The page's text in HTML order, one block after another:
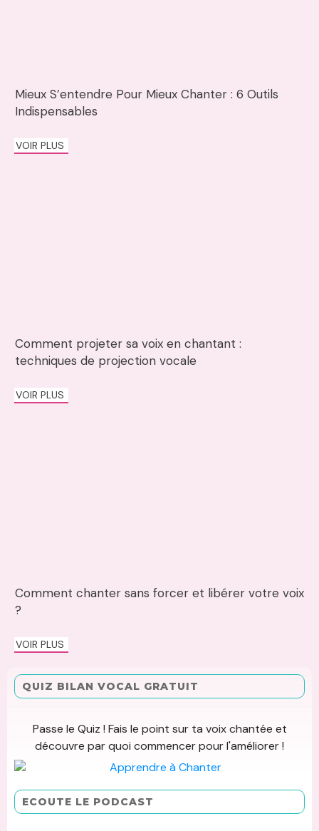
Mieux S’entendre Pour Mieux Chanter : 6 Outils
Indispensables
VOIR PLUS
Comment projeter sa voix en chantant :
techniques de projection vocale
VOIR PLUS
Comment chanter sans forcer et libérer votre voix
?
VOIR PLUS
QUIZ BILAN VOCAL GRATUIT
Passe le Quiz ! Fais le point sur ta voix chantée et
découvre par quoi commencer pour l'améliorer !
ECOUTE LE PODCAST